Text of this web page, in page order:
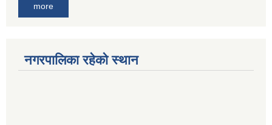
more
नगरपालिका रहेको स्थान